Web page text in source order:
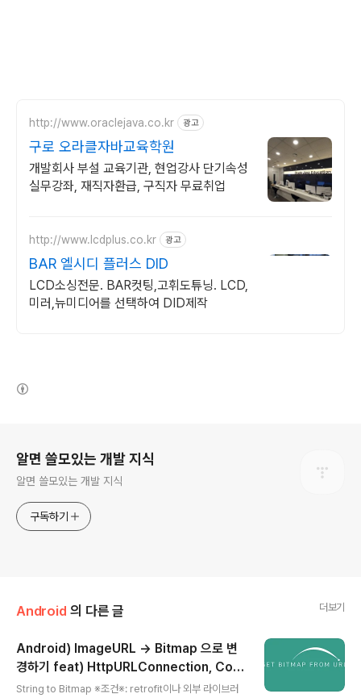
http://www.oraclejava.co.kr 광고
구로 오라클자바교육학원
개발회사 부설 교육기관, 현업강사 단기속성
실무강좌, 재직자환급, 구직자 무료취업
http://www.lcdplus.co.kr 광고
BAR 엘시디 플러스 DID
LCD소싱전문. BAR컷팅,고휘도튜닝. LCD,
미러,뉴미디어를 선택하여 DID제작
알면 쓸모있는 개발 지식
알면 쓸모있는 개발 지식
구독하기
Android 의 다른 글 더보기
Android) ImageURL -> Bitmap 으로 변
경하기 feat) HttpURLConnection, Cor
outines
String to Bitmap ※조건※: retrofit이나 외부 라이브러